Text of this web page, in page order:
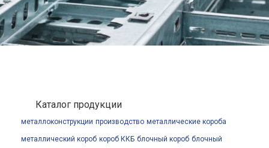
Каталог продукции
металлоконструкции производство металлические короба
металлический короб короб ККБ блочный короб блочный